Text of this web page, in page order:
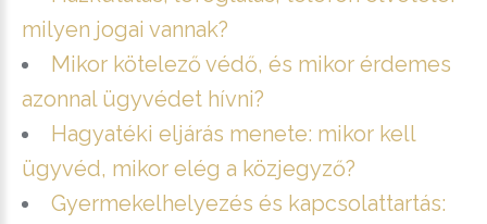
milyen jogai vannak?
Mikor kötelező védő, és mikor érdemes
azonnal ügyvédet hívni?
Hagyatéki eljárás menete: mikor kell
ügyvéd, mikor elég a közjegyző?
Gyermekelhelyezés és kapcsolattartás: